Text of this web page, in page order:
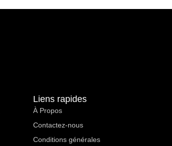
Liens rapides
À Propos ​
Contactez-nous
Conditions générales